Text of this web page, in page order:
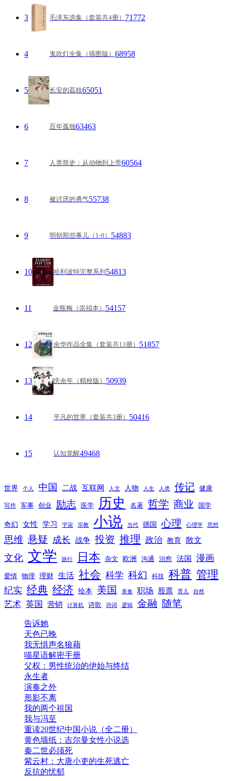
3 毛泽东选集（套装共4册） 71772
4 鬼吹灯全集（插图版） 68958
5 长安的荔枝65051
6 百年孤独63463
7 人类简史：从动物到上帝60564
8 被讨厌的勇气55738
9 明朝那些事儿（1-9） 54883
10 哈利波特完整系列 54813
11 金瓶梅（崇祯本） 54157
12 余华作品全集（套装共13册） 51857
13 庆余年（精校版） 50939
14 平凡的世界（套装共3册） 50416
15 认知觉醒49468
世界 个人 中国 二战 互联网 人文 人物 人生 人类 传记 健康
写作 军事 创业 励志 医学 历史 名著 哲学 商业 国学
奇幻 女性 学习 宇宙 宗教 小说 当代 德国 心理 心理学 思想
思维 悬疑 成长 战争 投资 推理 政治 教育 散文
文化 文学 旅行 日本 杂文 欧洲 沟通 治愈 法国 漫画
爱情 物理 理财 生活 社会 科学 科幻 科技 科普 管理
纪实 经典 经济 绘本 美国 美食 职场 股票 育儿 自然
艺术 英国 营销 计算机 诗歌 诗词 逻辑 金融 随笔
告诉她
天色已晚
我无惧声名狼藉
喵星语解密手册
父权：男性统治的伊始与终结
永生者
演奏之外
形影不离
我的两个祖国
我与冯至
重读20世纪中国小说（全二册）
黄色墙纸：吉尔曼女性小说选
秦二世必须死
紫云村：大唐小吏的生死逃亡
反抗的忧郁